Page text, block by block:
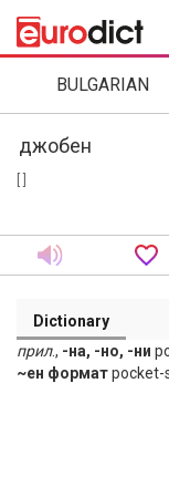
BULGARIAN
Dictionary
прил., -на, -но, -ни
~ен форматpocket-